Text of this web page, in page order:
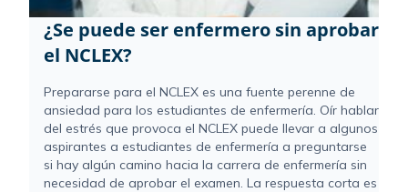
¿Se puede ser enfermero sin aprobar
el NCLEX?
Prepararse para el NCLEX es una fuente perenne de
ansiedad para los estudiantes de enfermería. Oír hablar
del estrés que provoca el NCLEX puede llevar a algunos
aspirantes a estudiantes de enfermería a preguntarse
si hay algún camino hacia la carrera de enfermería sin
necesidad de aprobar el examen. La respuesta corta es